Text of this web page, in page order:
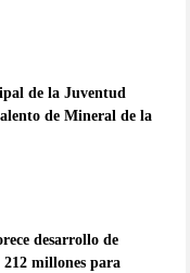
de la Juventud
de Mineral de la
desarrollo de
millones para